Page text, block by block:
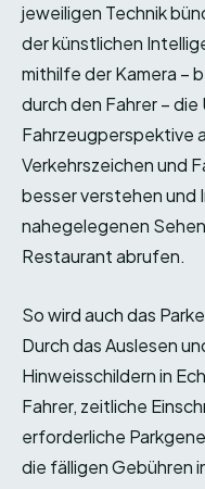
jeweiligen Technik
der künstlichen
mithilfe der Kamera –
durch den Fahrer – die
Fahrzeugperspektive
Verkehrszeichen und
besser verstehen und
nahegelegenen
Restaurant abrufen.
So wird auch das
Durch das Auslesen
Hinweisschildern in
Fahrer, zeitliche
erforderliche
die fälligen Gebühren